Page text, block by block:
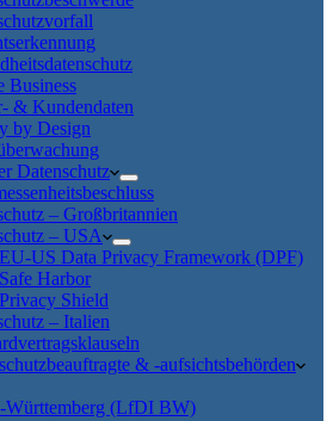
Business
& Kundendaten
by Design
Datenschutz
– Großbritannien
– USA
EU-US Data Privacy Framework (DPF)
Safe Harbor
Privacy Shield
– Italien
& -aufsichtsbehörden
Württemberg (LfDI BW)